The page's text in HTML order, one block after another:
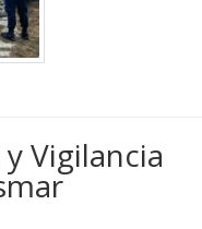
Vigilancia